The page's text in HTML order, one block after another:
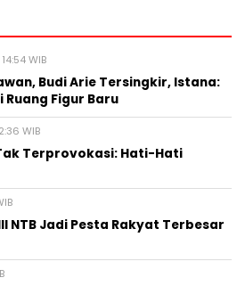
WIB
Budi Arie Tersingkir, Istana:
Figur Baru
WIB
Terprovokasi: Hati-Hati
NTB Jadi Pesta Rakyat Terbesar